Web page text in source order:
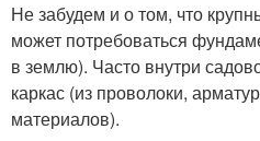
Не забудем и о том, что
может потребоваться
в землю). Часто внутри
каркас (из проволоки,
материалов).